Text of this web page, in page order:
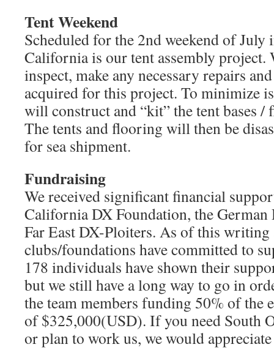
Tent Weekend
Scheduled for the 2nd weekend of
California is our tent assembly project.
inspect, make any necessary repairs
acquired for this project. To minimize
will construct and “kit” the tent bases
The tents and flooring will then be
for sea shipment.
Fundraising
We received significant financial
California DX Foundation, the German
Far East DX-Ploiters. As of this
clubs/foundations have committed to
178 individuals have shown their
but we still have a long way to go in
the team members funding 50% of the
of $325,000(USD). If you need South
or plan to work us, we would